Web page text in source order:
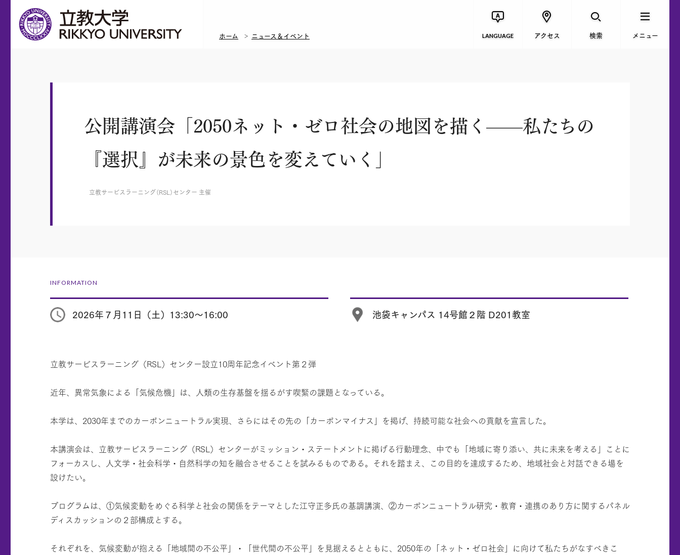
ホーム ニュース＆イベント LANGUAGE アクセス 検索 メニュー
公開講演会「2050ネット・ゼロ社会の地図を描く——私たちの
『選択』が未来の景色を変えていく」
立教サービスラーニング（RSL）センター 主催
INFORMATION
2026年７月11日（土）13:30～16:00 池袋キャンパス 14号館２階 D201教室
立教サービスラーニング（RSL）センター設立10周年記念イベント第２弾
近年、異常気象による「気候危機」は、人類の生存基盤を揺るがす喫緊の課題となっている。
本学は、2030年までのカーボンニュートラル実現、さらにはその先の「カーボンマイナス」を掲げ、持続可能な社会への貢献を宣言した。
本講演会は、立教サービスラーニング（RSL）センターがミッション・ステートメントに掲げる行動理念、中でも「地域に寄り添い、共に未来を考える」ことに
フォーカスし、人文学・社会科学・自然科学の知を融合させることを試みるものである。それを踏まえ、この目的を達成するため、地域社会と対話できる場を
設けたい。
プログラムは、①気候変動をめぐる科学と社会の関係をテーマとした江守正多氏の基調講演、②カーボンニュートラル研究・教育・連携のあり方に関するパネル
ディスカッションの２部構成とする。
それぞれを、気候変動が抱える「地域間の不公平」・「世代間の不公平」を見据えるとともに、2050年の「ネット・ゼロ社会」に向けて私たちがなすべきこ